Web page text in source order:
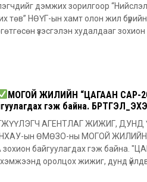
дэмжих зорилгоор
төв” НӨҮГ-ын хамт олон жил
үзэсгэлэн худалдааг зохион
МОГОЙ ЖИЛИЙН “ЦАГААН САР-
гэж байна.
АГЕНТЛАГ ЖИЖИГ, ДУНД
ын ӨМӨЗО-ны МОГОЙ ЖИЛИЙН
байгуулагдах гэж байна.
хэмжээнд оролцох жижиг, дунд